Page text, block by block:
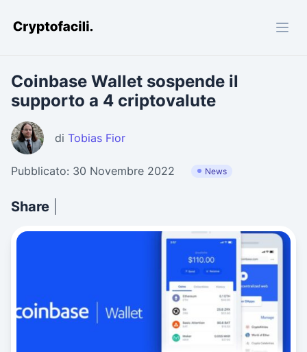
Cryptofacili.com
Coinbase Wallet sospende il
supporto a 4 criptovalute
di Tobias Fior
Pubblicato: 30 Novembre 2022 News
Share